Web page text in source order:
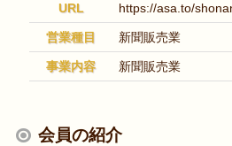
URL https://asa.to/
営業種目 新聞販売業
事業内容 新聞販売業
会員の紹介